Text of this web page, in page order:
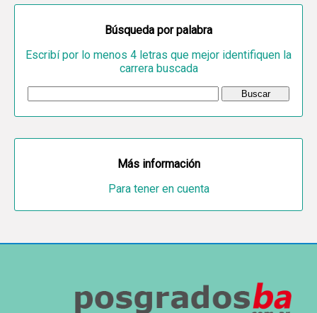
Búsqueda por palabra
Escribí por lo menos 4 letras que mejor identifiquen la
carrera buscada
Más información
Para tener en cuenta